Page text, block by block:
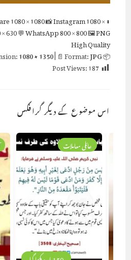
⬇ Original
1080 × 1080📸 Instagram1080 ×
630💬 WhatsApp800 × 800🖼 PNG
High Quality
📦 Size:
1080 × 1350| 📄 Format:JPG
Post Views:187
اس موضوع کے دیگر گرافکس
عائلی معاملات